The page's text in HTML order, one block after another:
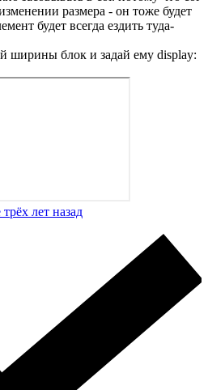
размера - он тоже будет
будет всегда ездить туда-
ширины блок и задай ему display:
трёх лет назад